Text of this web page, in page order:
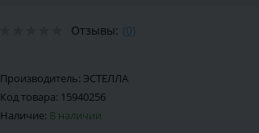
Отзывы: (0)
Производитель: ЭСТЕЛЛА
Код товара: 15940256
Наличие: В наличии